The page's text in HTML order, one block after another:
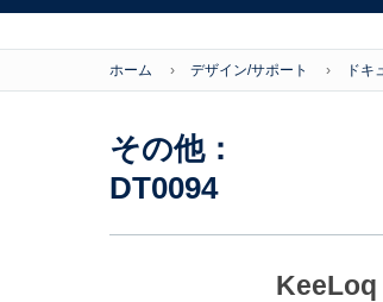
ホーム デザイン/サポート ドキ
その他：
DT0094